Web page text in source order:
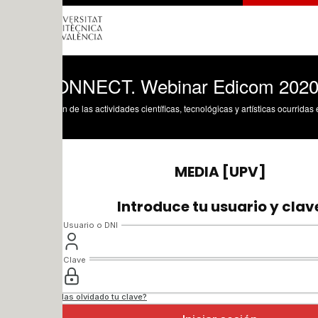
Webinar Edicom 2020.
de las actividades científicas, tecnológicas y artísticas ocurridas en los tres